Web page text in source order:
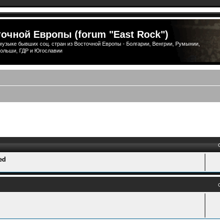
Европы (forum "East Rock")
бывших соц. стран из Восточной Европы - Болгарии, Венгрии, Румынии,
ГДР и Югославии